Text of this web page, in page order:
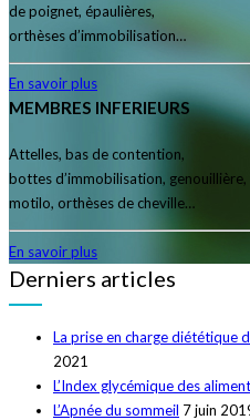
de poignet, épaulières,
orthèses d’immobilisation…
En savoir plus
MEMBRES INFERIEURS
Attelles, bas de contention,
bottes d’immobilisation, genouillière,
motilo, orthèses de cheville…
En savoir plus
Derniers articles
La prise en charge diététique
2021
L’Index glycémique des
L’Apnée du sommeil 7 juin